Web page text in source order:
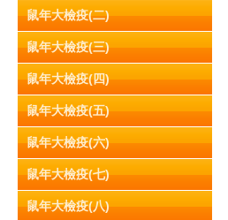
鼠年大檢疫(二)
鼠年大檢疫(三)
鼠年大檢疫(四)
鼠年大檢疫(五)
鼠年大檢疫(六)
鼠年大檢疫(七)
鼠年大檢疫(八)